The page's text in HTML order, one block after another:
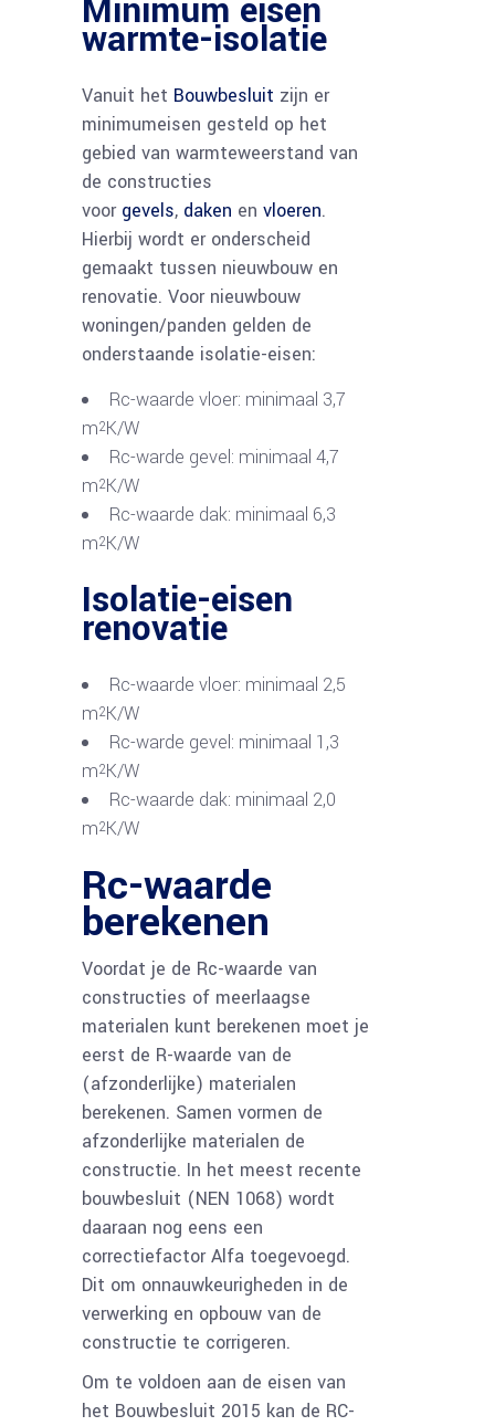
Minimum eisen
warmte-isolatie
Vanuit het Bouwbesluit zijn er
minimumeisen gesteld op het
gebied van warmteweerstand van
de constructies
voor gevels, daken en vloeren.
Hierbij wordt er onderscheid
gemaakt tussen nieuwbouw en
renovatie. Voor nieuwbouw
woningen/panden gelden de
onderstaande isolatie-eisen:
Rc-waarde vloer: minimaal 3,7
m2K/W
Rc-warde gevel: minimaal 4,7
m2K/W
Rc-waarde dak: minimaal 6,3
m2K/W
Isolatie-eisen
renovatie
Rc-waarde vloer: minimaal 2,5
m2K/W
Rc-warde gevel: minimaal 1,3
m2K/W
Rc-waarde dak: minimaal 2,0
m2K/W
Rc-waarde
berekenen
Voordat je de Rc-waarde van
constructies of meerlaagse
materialen kunt berekenen moet je
eerst de R-waarde van de
(afzonderlijke) materialen
berekenen. Samen vormen de
afzonderlijke materialen de
constructie. In het meest recente
bouwbesluit (NEN 1068) wordt
daaraan nog eens een
correctiefactor Alfa toegevoegd.
Dit om onnauwkeurigheden in de
verwerking en opbouw van de
constructie te corrigeren.
Om te voldoen aan de eisen van
het Bouwbesluit 2015 kan de RC-